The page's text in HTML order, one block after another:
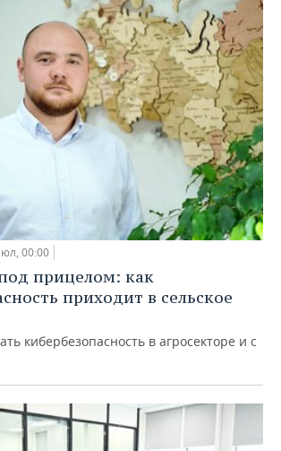
00:00
прицелом: как
приходит в сельское
кибербезопасность в агросекторе и с